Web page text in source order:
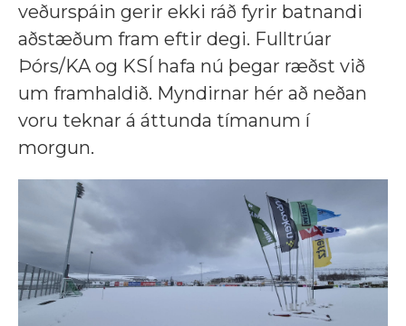
veðurspáin gerir ekki ráð fyrir batnandi
aðstæðum fram eftir degi. Fulltrúar
Þórs/KA og KSÍ hafa nú þegar ræðst við
um framhaldið. Myndirnar hér að neðan
voru teknar á áttunda tímanum í
morgun.